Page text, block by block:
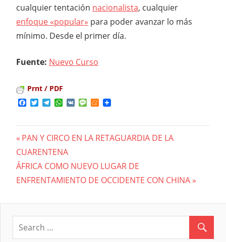
cualquier tentación nacionalista, cualquier
enfoque «popular» para poder avanzar lo más
mínimo. Desde el primer día.
Fuente: Nuevo Curso
Prnt / PDF
Facebook
TwitterTelegram
WhatsApp
VK MessageMeneame
Navegación
de
Previous
Post:
PAN Y CIRCO EN LA RETAGUARDIA DE LA
CUARENTENA
Next
Post:
ÁFRICA COMO NUEVO LUGAR DE
ENFRENTAMIENTO DE OCCIDENTE CON CHINA